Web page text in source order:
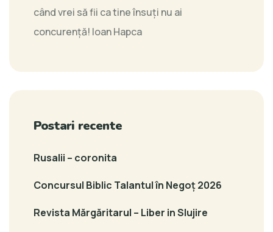
când vrei să fii ca tine însuți nu ai
concurență! Ioan Hapca
Postari recente
Rusalii – coronita
Concursul Biblic Talantul în Negoț 2026
Revista Mărgăritarul – Liber in Slujire